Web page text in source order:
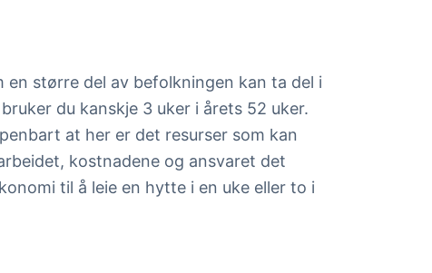
større del av befolkningen kan ta del i
du kanskje 3 uker i årets 52 uker.
at her er det resurser som kan
kostnadene og ansvaret det
til å leie en hytte i en uke eller to i